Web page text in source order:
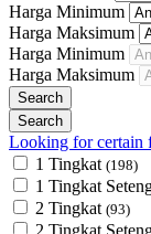
Harga Minimum
Harga Maksimum
Harga Minimum
Harga Maksimum
Looking for certain
1 Tingkat (198)
1 Tingkat
2 Tingkat (93)
2 Tingkat